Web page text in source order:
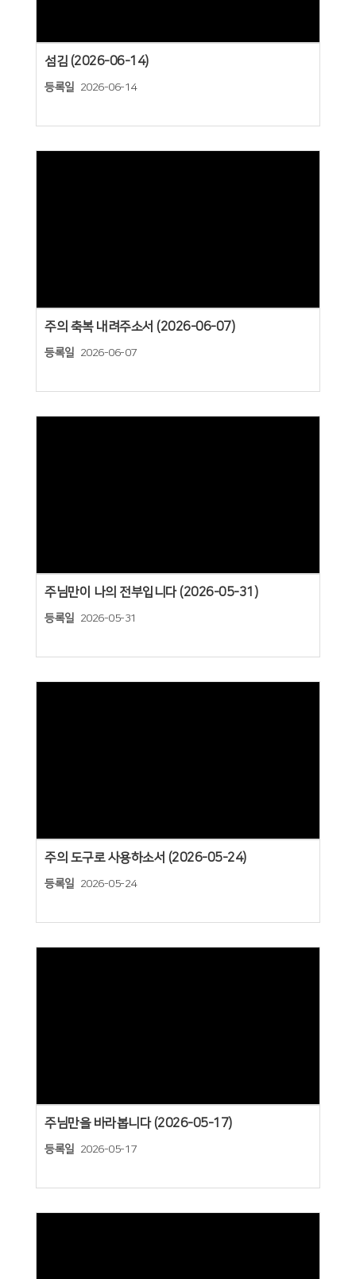
섬김 (2026-06-14)
등록일 2026-06-14
주의 축복 내려주소서 (2026-06-07)
등록일 2026-06-07
주님만이 나의 전부입니다 (2026-05-31)
등록일 2026-05-31
주의 도구로 사용하소서 (2026-05-24)
등록일 2026-05-24
주님만을 바라봅니다 (2026-05-17)
등록일 2026-05-17